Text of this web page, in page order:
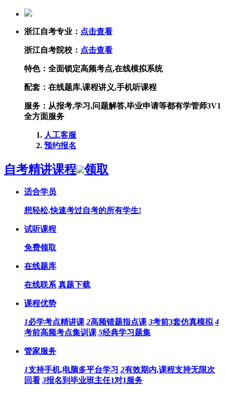
浙江自考专业： 点击查看
浙江自考院校： 点击查看
特色： 全面锁定高频考点,在线模拟系统
配套： 在线题库,课程讲义,手机听课程
服务： 从报考,学习,问题解答,毕业申请等都有学管师3V1
全方面服务
人工客服
预约报名
自考精讲课程 领取
适合学员
想轻松,快速考过自考的所有学生!
试听课程
免费领取
在线题库
在线联系 真题下载
课程优势
1必学考点精讲课 2高频错题指点课 3考前3套仿真模拟 4
考前高频考点集训课 5经典学习题集
管家服务
1支持手机,电脑多平台学习 2有效期内,课程支持无限次
回看 3报名到毕业班主任1对1服务